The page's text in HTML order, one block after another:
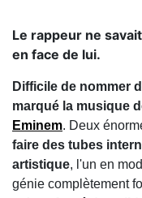
Le rappeur ne
en face de lui.
Difficile de nommer
marqué la musique
Eminem. Deux
faire des tubes
artistique, l'un en
génie complètement